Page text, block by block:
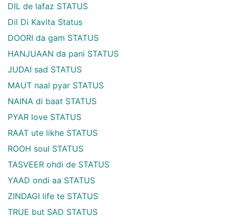
DIL de lafaz STATUS
Dil Di Kavita Status
DOORI da gam STATUS
HANJUAAN da pani STATUS
JUDAI sad STATUS
MAUT naal pyar STATUS
NAINA di baat STATUS
PYAR love STATUS
RAAT ute likhe STATUS
ROOH soul STATUS
TASVEER ohdi de STATUS
YAAD ondi aa STATUS
ZINDAGI life te STATUS
TRUE but SAD STATUS